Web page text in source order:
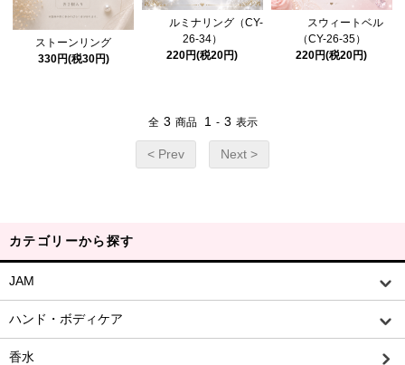
ストーンリング
330円(税30円)
ルミナリング（CY-
26-34）
220円(税20円)
スウィートベル
（CY-26-35）
220円(税20円)
全 3 商品 1 - 3 表示
< Prev Next >
カテゴリーから探す
JAM
ハンド・ボディケア
香水